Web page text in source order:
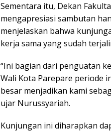
Sementara itu, Dekan
mengapresiasi sambutan
menjelaskan bahwa
kerja sama yang sudah
“Ini bagian dari penguatan
Wali Kota Parepare periode
besar menjadikan kami
ujar Nurussyariah.
Kunjungan ini diharapkan